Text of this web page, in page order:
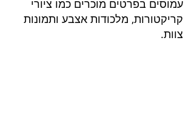
עמוסים בפרטים מוכרים כמו ציורי
קריקטורות, מלכודות אצבע ותמונות
צוות.